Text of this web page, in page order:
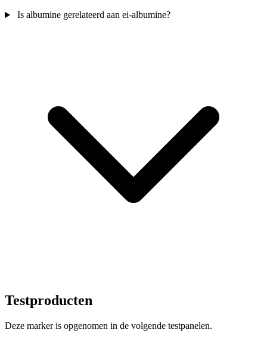
Is albumine gerelateerd aan ei-albumine?
Testproducten
Deze marker is opgenomen in de volgende testpanelen.